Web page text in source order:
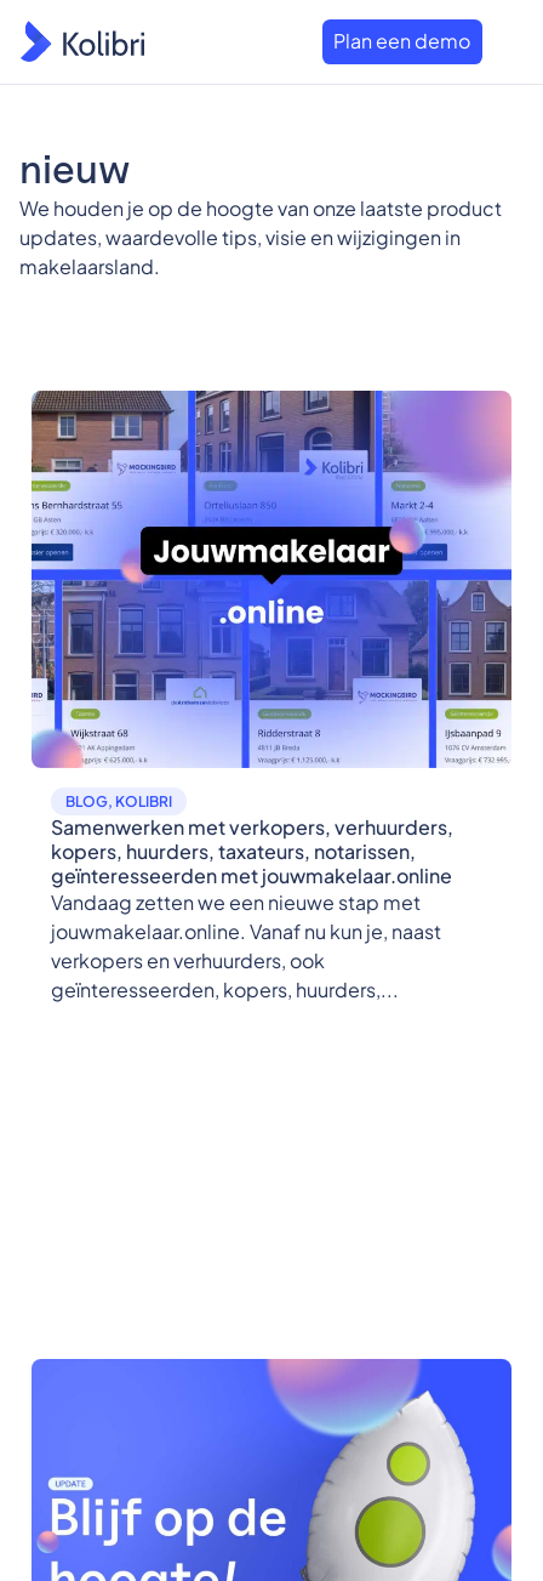
Plan een demo
nieuw
We houden je op de hoogte van onze laatste product
updates, waardevolle tips, visie en wijzigingen in
makelaarsland.
BLOG, KOLIBRI
Samenwerken met verkopers, verhuurders,
kopers, huurders, taxateurs, notarissen,
geïnteresseerden met jouwmakelaar.online
Vandaag zetten we een nieuwe stap met
jouwmakelaar.online. Vanaf nu kun je, naast
verkopers en verhuurders, ook
geïnteresseerden, kopers, huurders,...